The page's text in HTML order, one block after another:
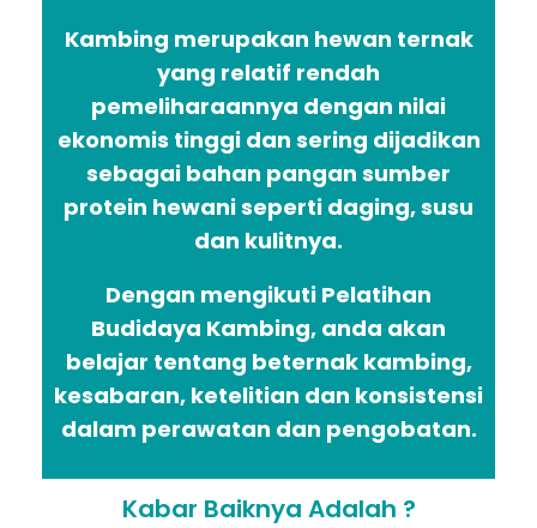
Kambing merupakan hewan ternak
yang relatif rendah
pemeliharaannya dengan nilai
ekonomis tinggi dan sering dijadikan
sebagai bahan pangan sumber
protein hewani seperti daging, susu
dan kulitnya.
Dengan mengikuti Pelatihan
Budidaya Kambing, anda akan
belajar tentang beternak kambing,
kesabaran, ketelitian dan konsistensi
dalam perawatan dan pengobatan.
Kabar Baiknya Adalah ?